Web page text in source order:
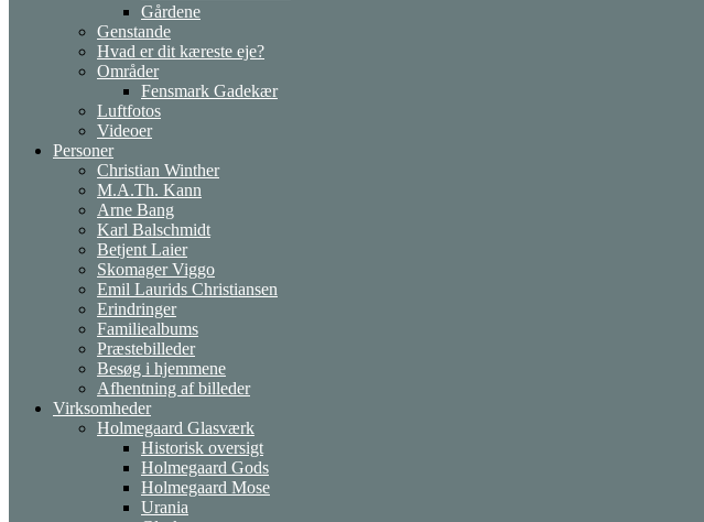
Gårdene
Genstande
Hvad er dit kæreste eje?
Områder
Fensmark Gadekær
Luftfotos
Videoer
Personer
Christian Winther
M.A.Th. Kann
Arne Bang
Karl Balschmidt
Betjent Laier
Skomager Viggo
Emil Laurids Christiansen
Erindringer
Familiealbums
Præstebilleder
Besøg i hjemmene
Afhentning af billeder
Virksomheder
Holmegaard Glasværk
Historisk oversigt
Holmegaard Gods
Holmegaard Mose
Urania